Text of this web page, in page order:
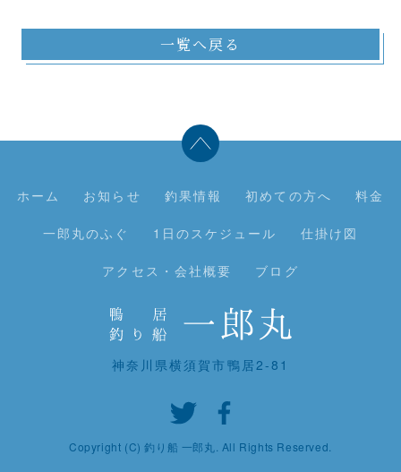
一覧へ戻る
ホーム お知らせ 釣果情報 初めての方へ 料金
一郎丸のふぐ 1日のスケジュール 仕掛け図
アクセス・会社概要 ブログ
神奈川県横須賀市鴨居2-81
Copyright (C) 釣り船 一郎丸. All Rights Reserved.